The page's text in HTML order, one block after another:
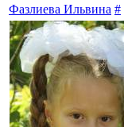
Фазлиева Ильвина #